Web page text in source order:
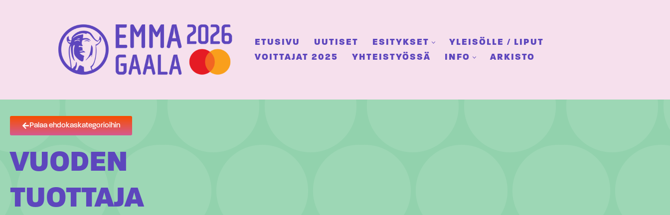
ETUSIVU UUTISET ESITYKSET
YLEISÖLLE / LIPUT
VOITTAJAT 2025
YHTEISTYÖSSÄ INFO ARKISTO
Palaa ehdokaskategorioihin
VUODEN
TUOTTAJA